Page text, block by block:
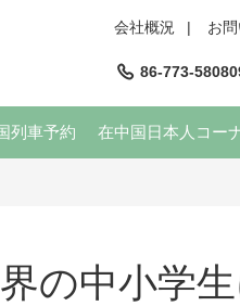
会社概況 | お
86-773-
列車予約 在中国日本人コー
の中小学